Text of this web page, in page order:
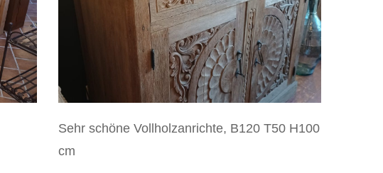
Sehr schöne Vollholzanrichte, B120 T50 H100
cm